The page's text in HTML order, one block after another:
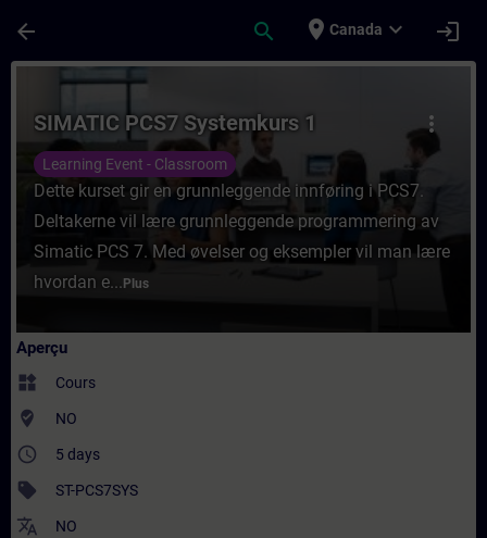
arrow_back search place Canada expand_more login
Cours - SIMATIC PCS7 Systemkurs 1 -
more_vert
SIMATIC PCS7 Systemkurs 1
Learning Event - Classroom
Dette kurset gir en grunnleggende innføring i PCS7.
Deltakerne vil lære grunnleggende programmering av
Simatic PCS 7. Med øvelser og eksempler vil man lære
hvordan e... Plus
Aperçu
widgets Cours
where_to_vote NO
access_time 5 days
sell ST-PCS7SYS
translate NO